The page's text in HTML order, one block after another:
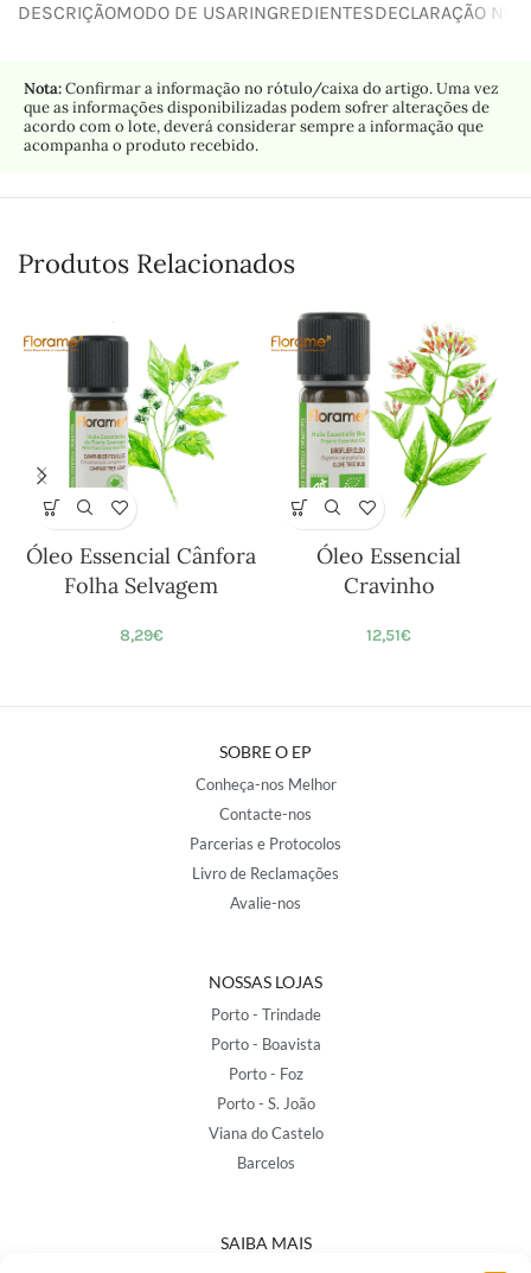
DESCRIÇÃOMODO DE USARINGREDIENTESDECLARAÇÃO
Nota:Confirmar a informação no rótulo/caixa do artigo. Uma vez
que as informações disponibilizadas podem sofrer alterações de
acordo com o lote, deverá considerar sempre a informação que
acompanha o produto recebido.
Produtos Relacionados
Óleo Essencial Cânfora
Folha Selvagem
8,29€
Óleo Essencial
Cravinho
12,51€
SOBRE O EP
Conheça-nos Melhor
Contacte-nos
Parcerias e Protocolos
Livro de Reclamações
Avalie-nos
NOSSAS LOJAS
Porto - Trindade
Porto - Boavista
Porto - Foz
Porto - S. João
Viana do Castelo
Barcelos
SAIBA MAIS